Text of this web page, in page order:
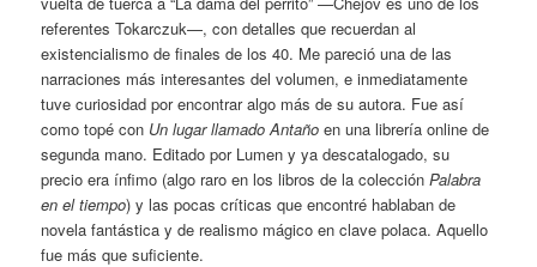
referentes Tokarczuk—, con detalles que recuerdan al
existencialismo de finales de los 40. Me pareció una de las
narraciones más interesantes del volumen, e inmediatamente
tuve curiosidad por encontrar algo más de su autora. Fue así
como topé con Un lugar llamado Antaño en una librería online de
segunda mano. Editado por Lumen y ya descatalogado, su
precio era ínfimo (algo raro en los libros de la colecciónPalabra
en el tiempo) y las pocas críticas que encontré hablaban de
novela fantástica y de realismo mágico en clave polaca. Aquello
fue más que suficiente.